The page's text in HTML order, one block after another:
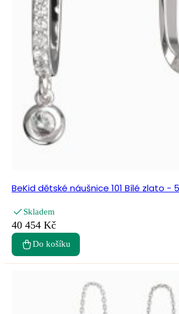
BeKid dětské náušnice 101 Bílé zlato -
Skladem
40 454 Kč
Do košíku